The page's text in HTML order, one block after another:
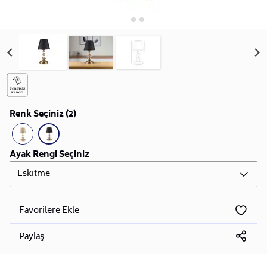
Renk Seçiniz (2)
Ayak Rengi Seçiniz
Eskitme
Favorilere Ekle
Paylaş